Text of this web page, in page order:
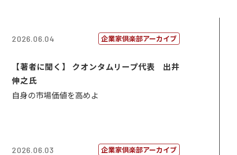
2026.06.04 企業家倶楽部アーカイブ
【著者に聞く】 クオンタムリープ代表 出井
伸之氏
自身の市場価値を高めよ
2026.06.03 企業家倶楽部アーカイブ